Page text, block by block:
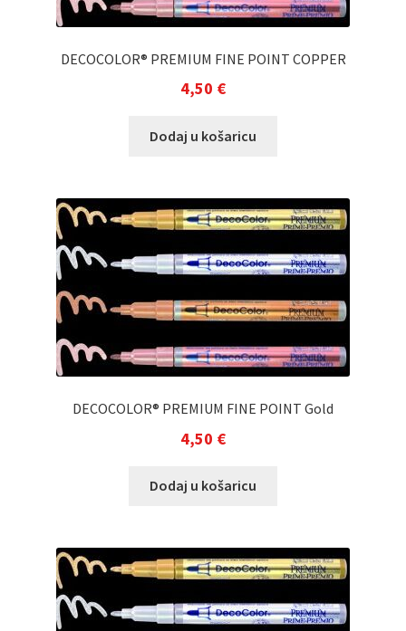
DECOCOLOR® PREMIUM FINE POINT COPPER
4,50 €
Dodaj u košaricu
DECOCOLOR® PREMIUM FINE POINT Gold
4,50 €
Dodaj u košaricu